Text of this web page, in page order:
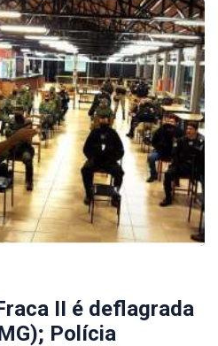
II é deflagrada
Polícia